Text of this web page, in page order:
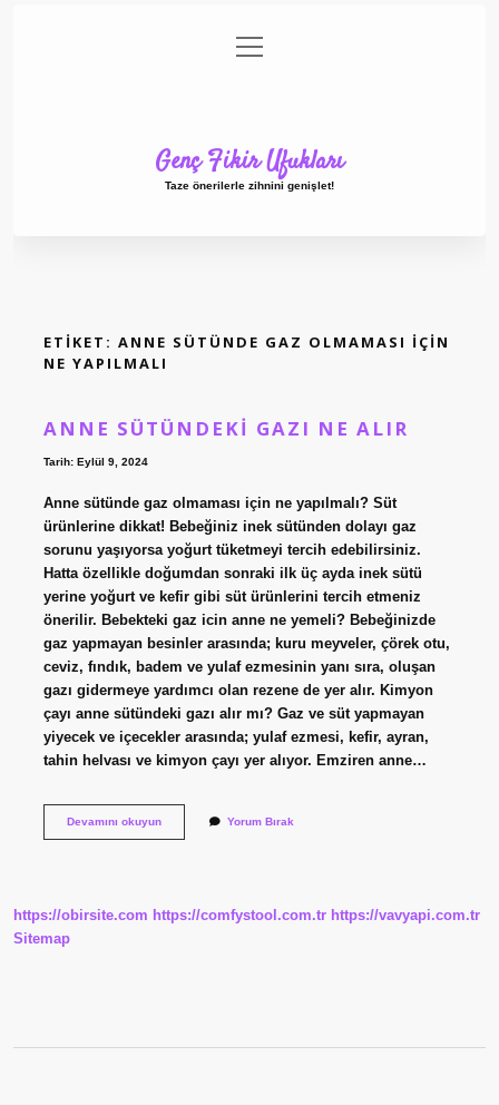
Gizlilik Politikası
menüyü
aç
Genç Fikir Ufukları
Taze önerilerle zihnini genişlet!
ETIKET: ANNE SÜTÜNDE GAZ OLMAMASI IÇIN
NE YAPILMALI
ANNE SÜTÜNDEKI GAZI NE ALIR
Tarih: Eylül 9, 2024
Anne sütünde gaz olmaması için ne yapılmalı? Süt
ürünlerine dikkat! Bebeğiniz inek sütünden dolayı gaz
sorunu yaşıyorsa yoğurt tüketmeyi tercih edebilirsiniz.
Hatta özellikle doğumdan sonraki ilk üç ayda inek sütü
yerine yoğurt ve kefir gibi süt ürünlerini tercih etmeniz
önerilir. Bebekteki gaz icin anne ne yemeli? Bebeğinizde
gaz yapmayan besinler arasında; kuru meyveler, çörek otu,
ceviz, fındık, badem ve yulaf ezmesinin yanı sıra, oluşan
gazı gidermeye yardımcı olan rezene de yer alır. Kimyon
çayı anne sütündeki gazı alır mı? Gaz ve süt yapmayan
yiyecek ve içecekler arasında; yulaf ezmesi, kefir, ayran,
tahin helvası ve kimyon çayı yer alıyor. Emziren anne…
Devamını okuyunAnne
Yorum Bırak
https://obirsite.com https://comfystool.com.tr https://vavyapi.com.tr
Sitemap